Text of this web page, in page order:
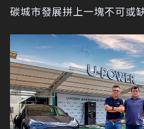
碳城市發展拼上一塊不可或